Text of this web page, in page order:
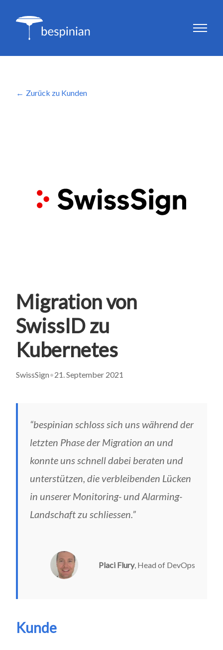
Zurück zu Kunden
Migration von
SwissID zu
Kubernetes
SwissSign•21. September 2021
“bespinian schloss sich uns während der
letzten Phase der Migration an und
konnte uns schnell dabei beraten und
unterstützen, die verbleibenden Lücken
in unserer Monitoring- und Alarming-
Landschaft zu schliessen.”
Placi Flury, Head of DevOps
Kunde